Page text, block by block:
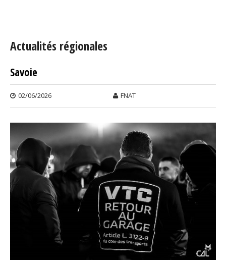
Actualités régionales
Savoie
02/06/2026 FNAT
Pages